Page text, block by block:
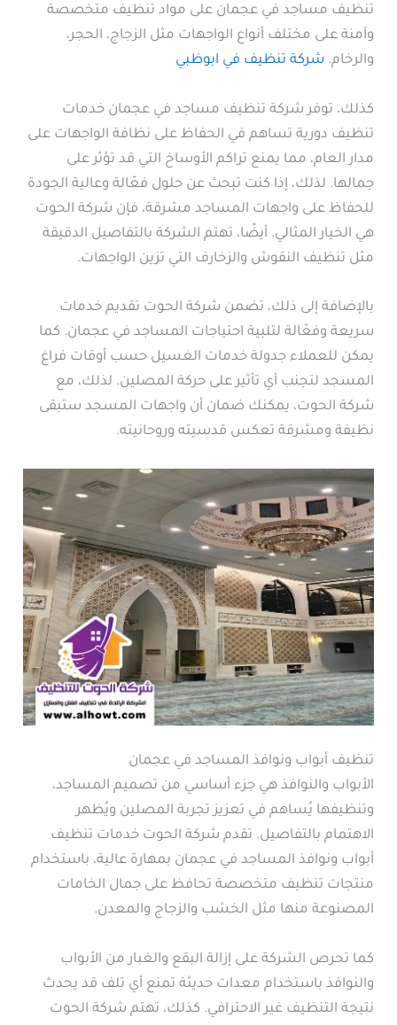
تنظيف مساجد في عجمان على مواد تنظيف متخصصة
وآمنة على مختلف أنواع الواجهات مثل الزجاج، الحجر،
والرخام. شركة تنظيف في ابوظبي
كذلك، توفر شركة تنظيف مساجد في عجمان خدمات
تنظيف دورية تساهم في الحفاظ على نظافة الواجهات على
مدار العام، مما يمنع تراكم الأوساخ التي قد تؤثر على
جمالها. لذلك، إذا كنت تبحث عن حلول فعّالة وعالية الجودة
للحفاظ على واجهات المساجد مشرقة، فإن شركة الحوت
هي الخيار المثالي. أيضًا، تهتم الشركة بالتفاصيل الدقيقة
مثل تنظيف النقوش والزخارف التي تزين الواجهات.
بالإضافة إلى ذلك، تضمن شركة الحوت تقديم خدمات
سريعة وفعّالة لتلبية احتياجات المساجد في عجمان. كما
يمكن للعملاء جدولة خدمات الغسيل حسب أوقات فراغ
المسجد لتجنب أي تأثير على حركة المصلين. لذلك، مع
شركة الحوت، يمكنك ضمان أن واجهات المسجد ستبقى
نظيفة ومشرقة تعكس قدسيته وروحانيته.
تنظيف أبواب ونوافذ المساجد في عجمان
الأبواب والنوافذ هي جزء أساسي من تصميم المساجد،
وتنظيفها يُساهم في تعزيز تجربة المصلين ويُظهر
الاهتمام بالتفاصيل. تقدم شركة الحوت خدمات تنظيف
أبواب ونوافذ المساجد في عجمان بمهارة عالية، باستخدام
منتجات تنظيف متخصصة تحافظ على جمال الخامات
المصنوعة منها مثل الخشب والزجاج والمعدن.
كما تحرص الشركة على إزالة البقع والغبار من الأبواب
والنوافذ باستخدام معدات حديثة تمنع أي تلف قد يحدث
نتيجة التنظيف غير الاحترافي. كذلك، تهتم شركة الحوت